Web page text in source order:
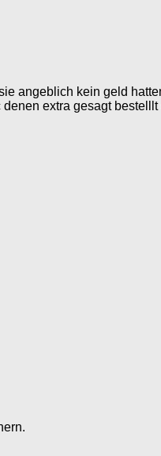
angeblich kein geld
extra gesagt